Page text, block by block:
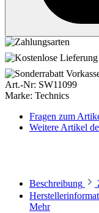
Art.-Nr: SW11099
Marke: Technics
Fragen zum
Weitere Artikel
Beschreibung
Mehr